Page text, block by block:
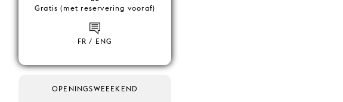
Gratis (met reservering vooraf)
FR / ENG
OPENINGSWEEEKEND